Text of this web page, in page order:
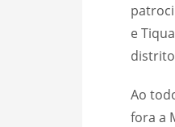
e
Ao
fora a